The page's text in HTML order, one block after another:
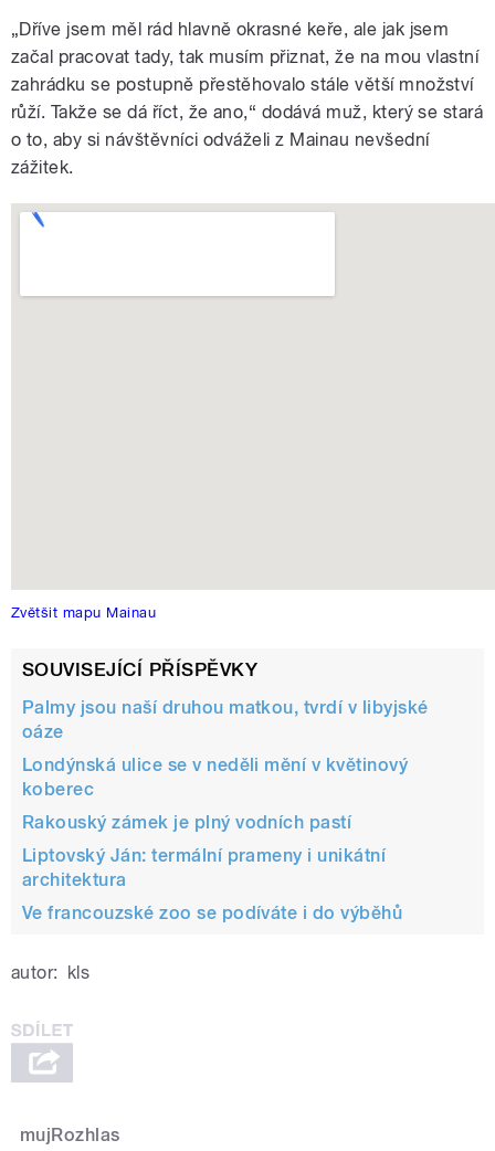
„Dříve jsem měl rád hlavně okrasné keře, ale jak jsem
začal pracovat tady, tak musím přiznat, že na mou vlastní
zahrádku se postupně přestěhovalo stále větší množství
růží. Takže se dá říct, že ano,“ dodává muž, který se stará
o to, aby si návštěvníci odváželi z Mainau nevšední
zážitek.
Zvětšit mapu Mainau
SOUVISEJÍCÍ PŘÍSPĚVKY
Palmy jsou naší druhou matkou, tvrdí v libyjské
oáze
Londýnská ulice se v neděli mění v květinový
koberec
Rakouský zámek je plný vodních pastí
Liptovský Ján: termální prameny i unikátní
architektura
Ve francouzské zoo se podíváte i do výběhů
autor: kls
mujRozhlas